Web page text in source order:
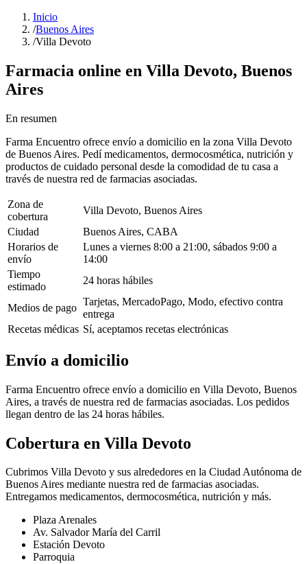
Inicio
/Buenos Aires
/Villa Devoto
Farmacia online en Villa Devoto, Buenos
Aires
En resumen
Farma Encuentro ofrece envío a domicilio en la zona Villa Devoto
de Buenos Aires. Pedí medicamentos, dermocosmética, nutrición y
productos de cuidado personal desde la comodidad de tu casa a
través de nuestra red de farmacias asociadas.
Zona de
cobertura
Villa Devoto, Buenos Aires
Ciudad
Buenos Aires, CABA
Horarios de
envío
Lunes a viernes 8:00 a 21:00, sábados 9:00 a
14:00
Tiempo
estimado
24 horas hábiles
Medios de pago
Tarjetas, MercadoPago, Modo, efectivo contra
entrega
Recetas médicas Sí, aceptamos recetas electrónicas
Envío a domicilio
Farma Encuentro ofrece envío a domicilio en Villa Devoto, Buenos
Aires, a través de nuestra red de farmacias asociadas. Los pedidos
llegan dentro de las 24 horas hábiles.
Cobertura en Villa Devoto
Cubrimos Villa Devoto y sus alrededores en la Ciudad Autónoma de
Buenos Aires mediante nuestra red de farmacias asociadas.
Entregamos medicamentos, dermocosmética, nutrición y más.
Plaza Arenales
Av. Salvador María del Carril
Estación Devoto
Parroquia